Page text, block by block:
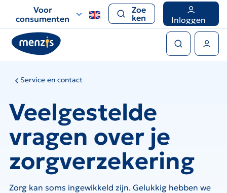
voor
snelle
navigatie
Voor
consumenten
Zoe
ken
Inloggen
Service en contact
Veelgestelde
vragen over je
zorgverzekering
Zorg kan soms ingewikkeld zijn. Gelukkig hebben we